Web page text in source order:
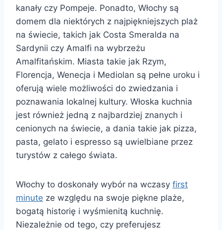
kanały czy Pompeje. Ponadto, Włochy są
domem dla niektórych z najpiękniejszych plaż
na świecie, takich jak Costa Smeralda na
Sardynii czy Amalfi na wybrzeżu
Amalfitańskim. Miasta takie jak Rzym,
Florencja, Wenecja i Mediolan są pełne uroku i
oferują wiele możliwości do zwiedzania i
poznawania lokalnej kultury. Włoska kuchnia
jest również jedną z najbardziej znanych i
cenionych na świecie, a dania takie jak pizza,
pasta, gelato i espresso są uwielbiane przez
turystów z całego świata.
Włochy to doskonały wybór na wczasy first
minute ze względu na swoje piękne plaże,
bogatą historię i wyśmienitą kuchnię.
Niezależnie od tego, czy preferujesz